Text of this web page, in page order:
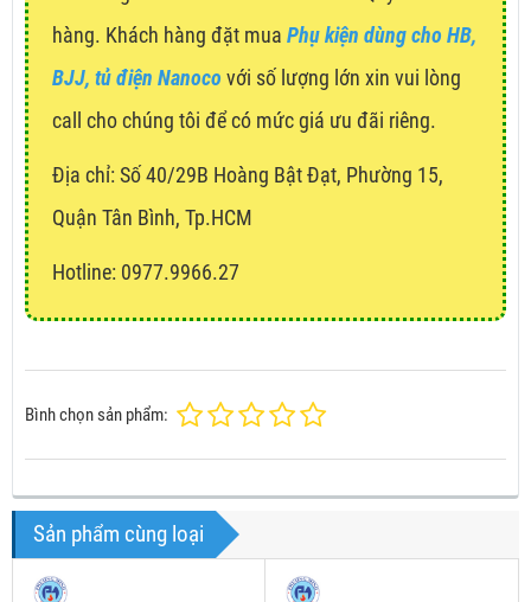
hàng. Khách hàng đặt mua Phụ kiện dùng cho HB,
BJJ, tủ điện Nanoco với số lượng lớn xin vui lòng
call cho chúng tôi để có mức giá ưu đãi riêng.
Địa chỉ: Số 40/29B Hoàng Bật Đạt, Phường 15,
Quận Tân Bình, Tp.HCM
Hotline: 0977.9966.27
Bình chọn sản phẩm:
Sản phẩm cùng loại